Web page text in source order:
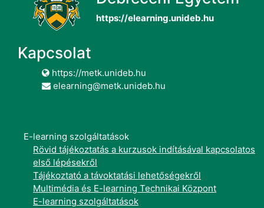
https://elearning.unideb.hu
Kapcsolat
https://metk.unideb.hu
elearning@metk.unideb.hu
E-learning szolgáltatások
Rövid tájékoztatás a kurzusok indításával kapcsolatos
első lépésekről
Tájékoztató a távoktatási lehetőségekről
Multimédia és E-learning Technikai Központ
E-learning szolgáltatások